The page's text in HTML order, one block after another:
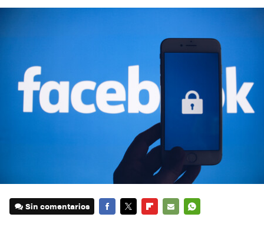
Sin comentarios